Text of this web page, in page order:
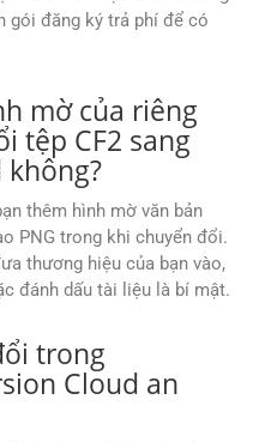
gói đăng ký trả phí để có
mờ của riêng
tệp CF2 sang
thêm hình mờ văn bản
PNG trong khi chuyển đổi.
thương hiệu của bạn vào,
đánh dấu tài liệu là bí mật.
trong
Cloud an